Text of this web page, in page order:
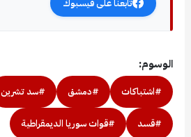
تابعنا على فيسبوك
الوسوم:
#اشتباكات #دمشق #سد تشرين
#قسد #قوات سوريا الديمقراطية